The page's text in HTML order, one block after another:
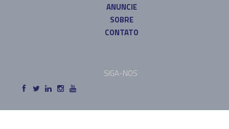
ANUNCIE
SOBRE
CONTATO
SIGA-NOS